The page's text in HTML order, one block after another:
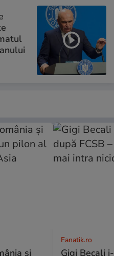
și
Fanatik.ro
Gigi Becali